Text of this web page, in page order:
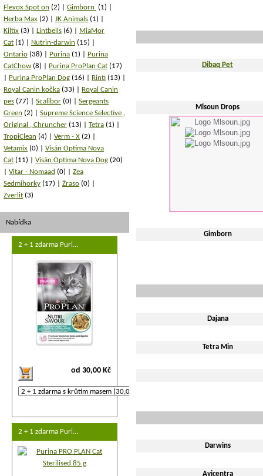
Dibaq Pet
Mlsoun Drops
Gimborn
Dajana
Tetra Min
Darwins
Avicentra
Flevox Spot on (2) Gimborn
(1)
Herba Max (2) JK Animals (1)
Kiltix (3) Lintbells (6)
MiaMor
Cat (1) Nutrin-darwin (15)
Ontario (38) Purina (1)
Purina
CatChow (8) Purina ProPlan Cat (17)
Purina ProPlan Dog (16) Rinti (13)
Royal Canin kočka (33)
Royal Canin
pes (77) Scalibor (0)
Sergeants
Green (2)
Supreme Science Selective ,
Original , Chruncher (13) Tetra (1)
TropiClean (4) Verm - X (2)
Vetamix (0)
Visán Optima Nova
Cat (11) Visán Optima Nova Dog (20)
Vitar - Nomaad (0)
Zea
Sedmihorky (17) Žraso (0)
Zverlit (3)
Nabídka
2 + 1 zdarma Puri…
od 30,00 Kč
2 + 1 zdarma Puri…